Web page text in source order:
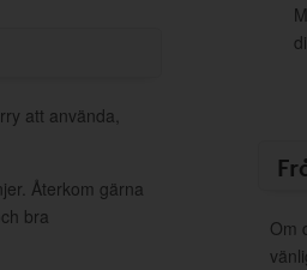
att använda,
Återkom gärna
bra
Om